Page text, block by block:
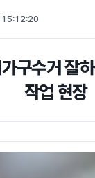
구수거 잘
작업 현장